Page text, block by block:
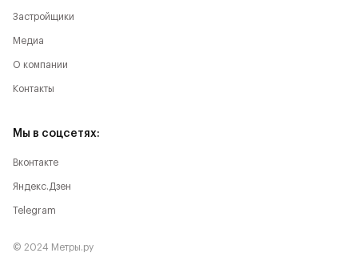
Застройщики
Медиа
О компании
Контакты
Мы в соцсетях:
Вконтакте
Яндекс.Дзен
Telegram
© 2024 Метры.ру